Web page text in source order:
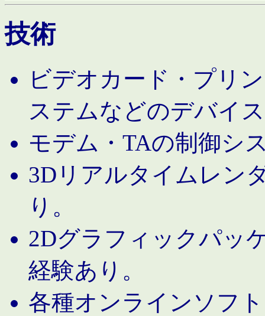
技術
ビデオカード・プリ
ステムなどのデバイ
モデム・TAの制御シ
3Dリアルタイムレン
り。
2Dグラフィックパッ
経験あり。
各種オンラインソフ